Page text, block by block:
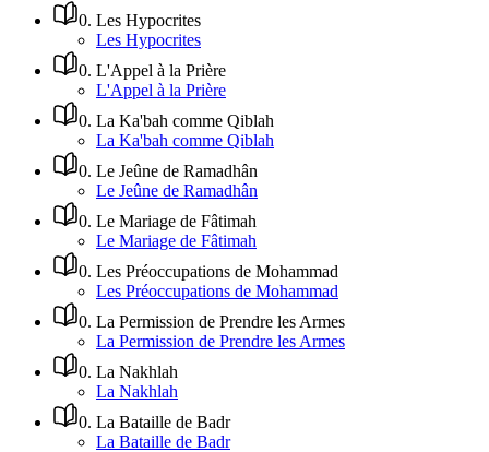
0. Les Hypocrites
Les Hypocrites
0. L'Appel à la Prière
L'Appel à la Prière
0. La Ka'bah comme Qiblah
La Ka'bah comme Qiblah
0. Le Jeûne de Ramadhân
Le Jeûne de Ramadhân
0. Le Mariage de Fâtimah
Le Mariage de Fâtimah
0. Les Préoccupations de Mohammad
Les Préoccupations de Mohammad
0. La Permission de Prendre les Armes
La Permission de Prendre les Armes
0. La Nakhlah
La Nakhlah
0. La Bataille de Badr
La Bataille de Badr